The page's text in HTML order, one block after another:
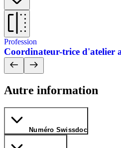
Profession
Coordinateur-trice d'atelier
Autre information
Numéro Swissdoc